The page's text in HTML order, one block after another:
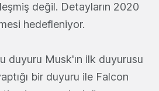
değil. Detayların 2020
hedefleniyor.
duyuru Musk'ın ilk duyurusu
bir duyuru ile Falcon